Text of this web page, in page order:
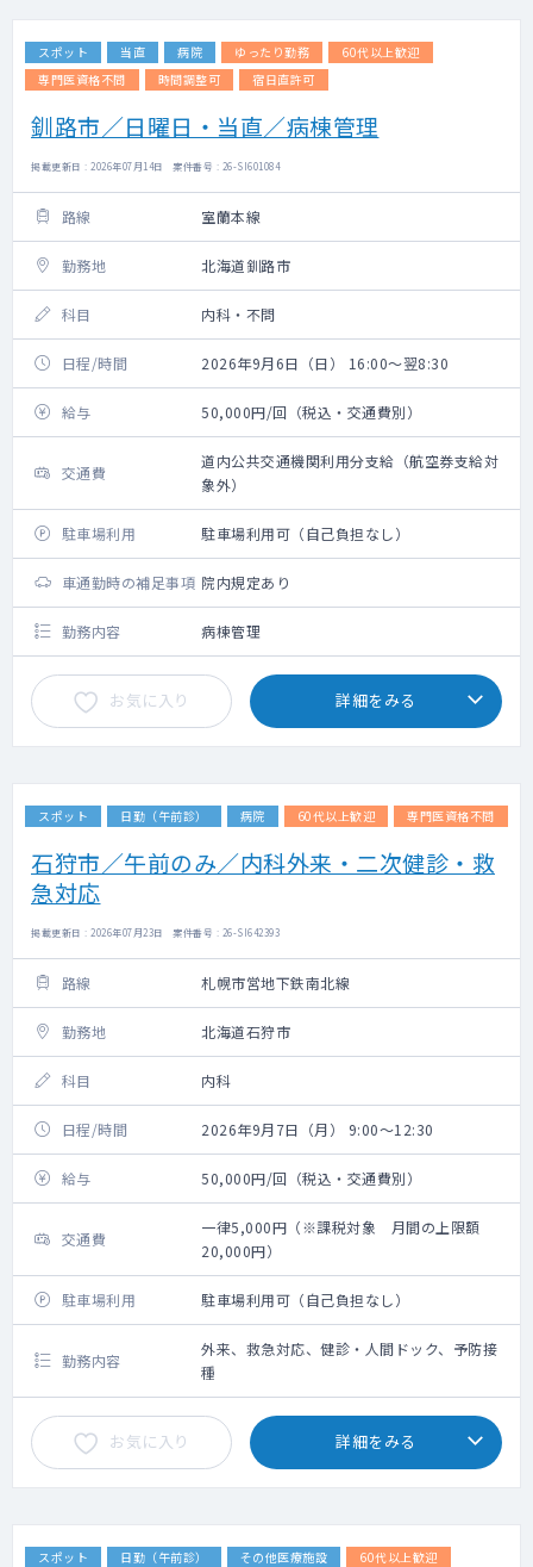
スポット 当直 病院 ゆったり勤務
60代以上歓迎
専門医資格不問
時間調整可 宿日直許可
釧路市／日曜日・当直／病棟管理
掲載更新日 : 2026年07月14日 案件番号 : 26-SI601084
路線 室蘭本線
勤務地 北海道釧路市
科目 内科・不問
日程/時間 2026年9月6日（日） 16:00～翌8:30
給与 50,000円/回（税込・交通費別）
交通費
道内公共交通機関利用分支給（航空券支給対
象外）
駐車場利用 駐車場利用可（自己負担なし）
車通勤時の補足事項 院内規定あり
勤務内容 病棟管理
お気に入り 詳細をみる
スポット 日勤（午前診） 病院 60代以上歓迎 専門医資格不問
石狩市／午前のみ／内科外来・二次健診・救
急対応
掲載更新日 : 2026年07月23日 案件番号 : 26-SI642393
路線 札幌市営地下鉄南北線
勤務地 北海道石狩市
科目 内科
日程/時間 2026年9月7日（月） 9:00～12:30
給与 50,000円/回（税込・交通費別）
交通費
一律5,000円（※課税対象 月間の上限額
20,000円）
駐車場利用 駐車場利用可（自己負担なし）
勤務内容
外来、救急対応、健診・人間ドック、予防接
種
お気に入り 詳細をみる
スポット 日勤（午前診） その他医療施設 60代以上歓迎